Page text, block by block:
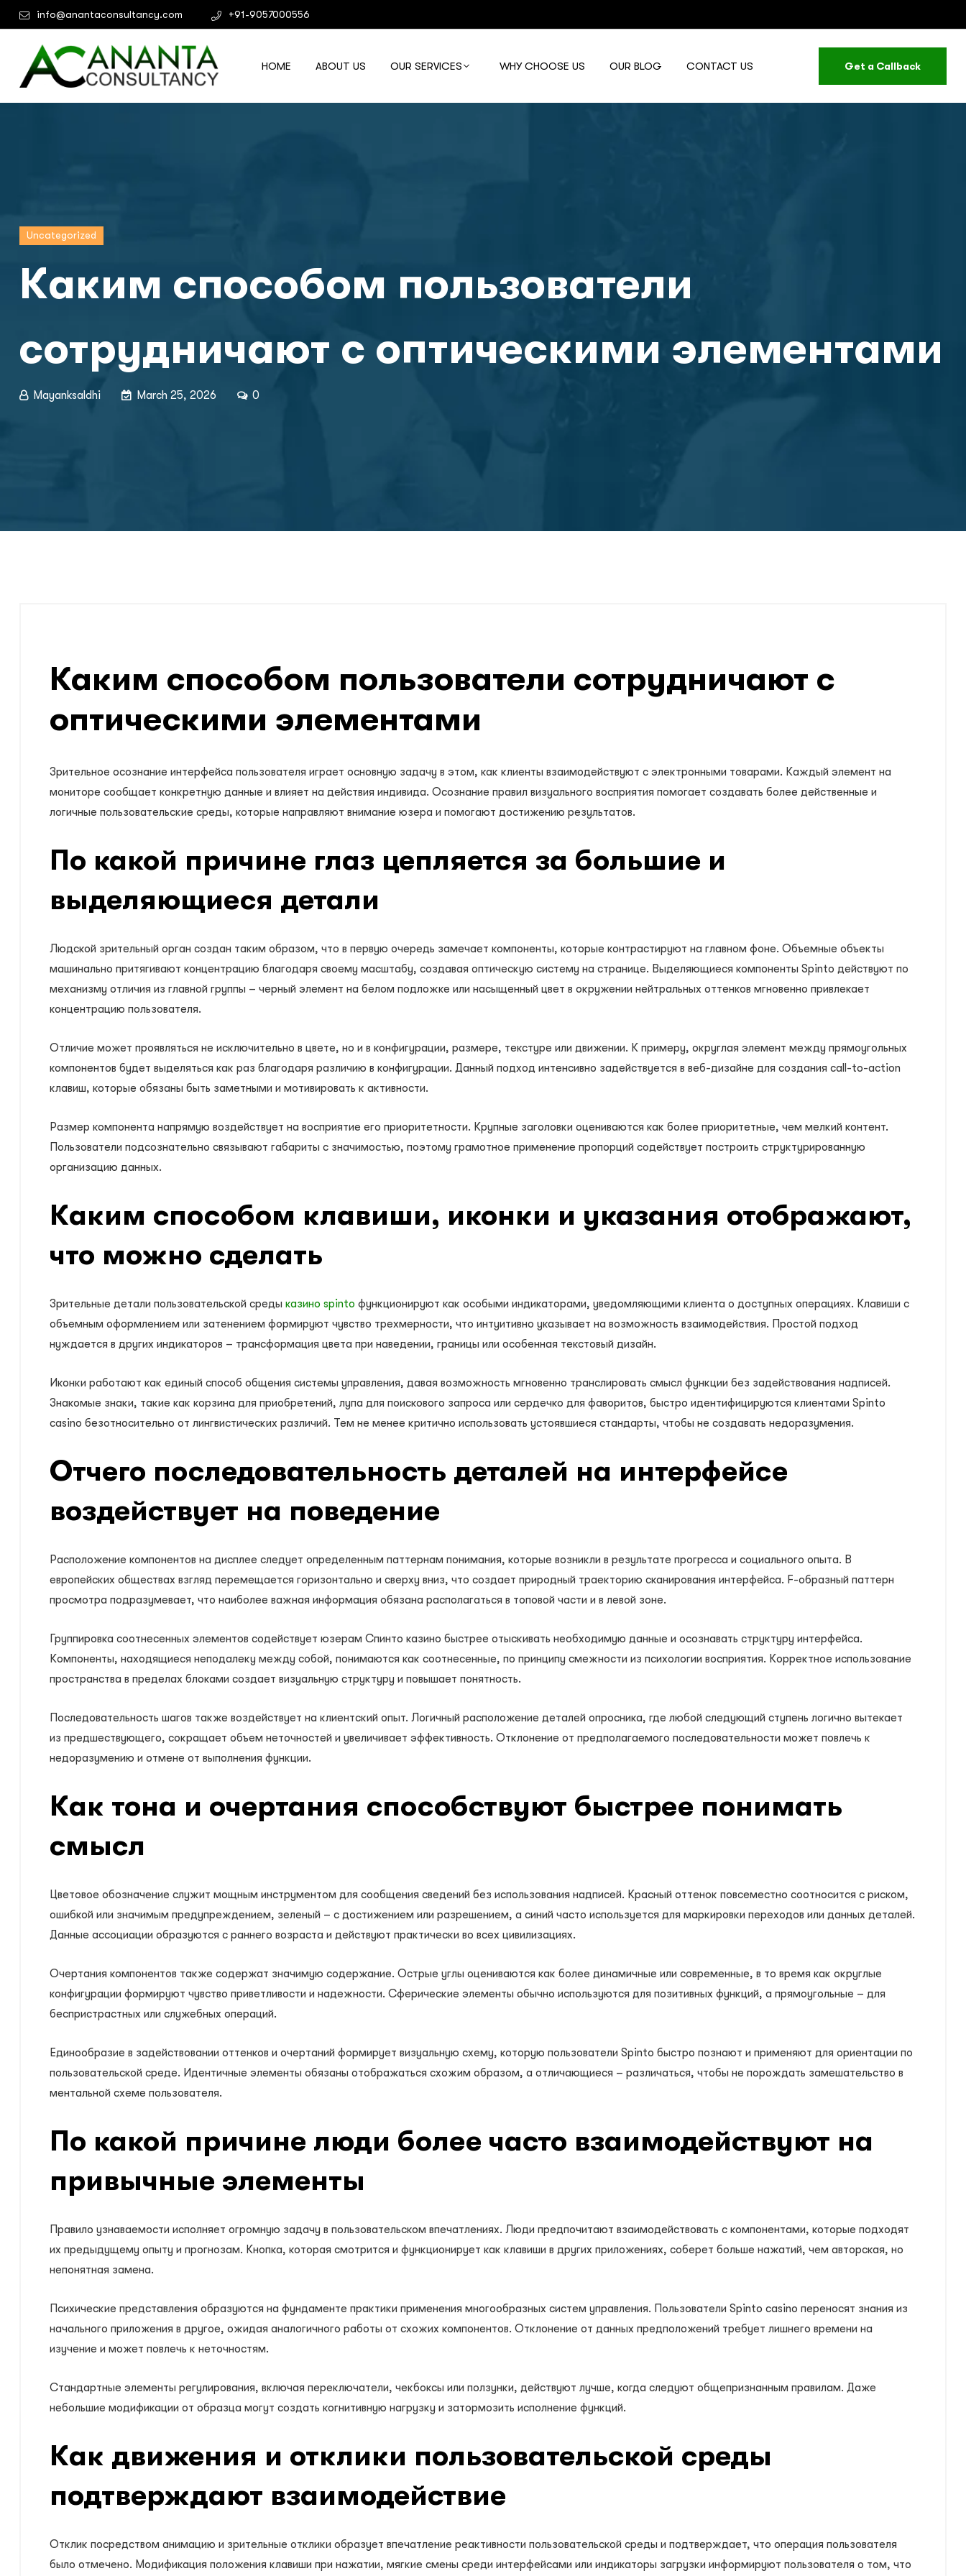
info@anantaconsultancy.com +91-9057000556
HOME ABOUT US OUR SERVICES WHY CHOOSE US OUR BLOG CONTACT US Get a Callback
Uncategorized
Каким способом пользователи
сотрудничают с оптическими элементами
Mayanksaldhi March 25, 2026 0
Каким способом пользователи сотрудничают с
оптическими элементами
Зрительное осознание интерфейса пользователя играет основную задачу в этом, как клиенты взаимодействуют с электронными товарами. Каждый элемент на
мониторе сообщает конкретную данные и влияет на действия индивида. Осознание правил визуального восприятия помогает создавать более действенные и
логичные пользовательские среды, которые направляют внимание юзера и помогают достижению результатов.
По какой причине глаз цепляется за большие и
выделяющиеся детали
Людской зрительный орган создан таким образом, что в первую очередь замечает компоненты, которые контрастируют на главном фоне. Объемные объекты
машинально притягивают концентрацию благодаря своему масштабу, создавая оптическую систему на странице. Выделяющиеся компоненты Spinto действуют по
механизму отличия из главной группы – черный элемент на белом подложке или насыщенный цвет в окружении нейтральных оттенков мгновенно привлекает
концентрацию пользователя.
Отличие может проявляться не исключительно в цвете, но и в конфигурации, размере, текстуре или движении. К примеру, округлая элемент между прямоугольных
компонентов будет выделяться как раз благодаря различию в конфигурации. Данный подход интенсивно задействуется в веб-дизайне для создания call-to-action
клавиш, которые обязаны быть заметными и мотивировать к активности.
Размер компонента напрямую воздействует на восприятие его приоритетности. Крупные заголовки оцениваются как более приоритетные, чем мелкий контент.
Пользователи подсознательно связывают габариты с значимостью, поэтому грамотное применение пропорций содействует построить структурированную
организацию данных.
Каким способом клавиши, иконки и указания отображают,
что можно сделать
Зрительные детали пользовательской среды казино spinto функционируют как особыми индикаторами, уведомляющими клиента о доступных операциях. Клавиши с
объемным оформлением или затенением формируют чувство трехмерности, что интуитивно указывает на возможность взаимодействия. Простой подход
нуждается в других индикаторов – трансформация цвета при наведении, границы или особенная текстовый дизайн.
Иконки работают как единый способ общения системы управления, давая возможность мгновенно транслировать смысл функции без задействования надписей.
Знакомые знаки, такие как корзина для приобретений, лупа для поискового запроса или сердечко для фаворитов, быстро идентифицируются клиентами Spinto
casino безотносительно от лингвистических различий. Тем не менее критично использовать устоявшиеся стандарты, чтобы не создавать недоразумения.
Отчего последовательность деталей на интерфейсе
воздействует на поведение
Расположение компонентов на дисплее следует определенным паттернам понимания, которые возникли в результате прогресса и социального опыта. В
европейских обществах взгляд перемещается горизонтально и сверху вниз, что создает природный траекторию сканирования интерфейса. F-образный паттерн
просмотра подразумевает, что наиболее важная информация обязана располагаться в топовой части и в левой зоне.
Группировка соотнесенных элементов содействует юзерам Спинто казино быстрее отыскивать необходимую данные и осознавать структуру интерфейса.
Компоненты, находящиеся неподалеку между собой, понимаются как соотнесенные, по принципу смежности из психологии восприятия. Корректное использование
пространства в пределах блоками создает визуальную структуру и повышает понятность.
Последовательность шагов также воздействует на клиентский опыт. Логичный расположение деталей опросника, где любой следующий ступень логично вытекает
из предшествующего, сокращает объем неточностей и увеличивает эффективность. Отклонение от предполагаемого последовательности может повлечь к
недоразумению и отмене от выполнения функции.
Как тона и очертания способствуют быстрее понимать
смысл
Цветовое обозначение служит мощным инструментом для сообщения сведений без использования надписей. Красный оттенок повсеместно соотносится с риском,
ошибкой или значимым предупреждением, зеленый – с достижением или разрешением, а синий часто используется для маркировки переходов или данных деталей.
Данные ассоциации образуются с раннего возраста и действуют практически во всех цивилизациях.
Очертания компонентов также содержат значимую содержание. Острые углы оцениваются как более динамичные или современные, в то время как округлые
конфигурации формируют чувство приветливости и надежности. Сферические элементы обычно используются для позитивных функций, а прямоугольные – для
беспристрастных или служебных операций.
Единообразие в задействовании оттенков и очертаний формирует визуальную схему, которую пользователи Spinto быстро познают и применяют для ориентации по
пользовательской среде. Идентичные элементы обязаны отображаться схожим образом, а отличающиеся – различаться, чтобы не порождать замешательство в
ментальной схеме пользователя.
По какой причине люди более часто взаимодействуют на
привычные элементы
Правило узнаваемости исполняет огромную задачу в пользовательском впечатлениях. Люди предпочитают взаимодействовать с компонентами, которые подходят
их предыдущему опыту и прогнозам. Кнопка, которая смотрится и функционирует как клавиши в других приложениях, соберет больше нажатий, чем авторская, но
непонятная замена.
Психические представления образуются на фундаменте практики применения многообразных систем управления. Пользователи Spinto casino переносят знания из
начального приложения в другое, ожидая аналогичного работы от схожих компонентов. Отклонение от данных предположений требует лишнего времени на
изучение и может повлечь к неточностям.
Стандартные элементы регулирования, включая переключатели, чекбоксы или ползунки, действуют лучше, когда следуют общепризнанным правилам. Даже
небольшие модификации от образца могут создать когнитивную нагрузку и затормозить исполнение функций.
Как движения и отклики пользовательской среды
подтверждают взаимодействие
Отклик посредством анимацию и зрительные отклики образует впечатление реактивности пользовательской среды и подтверждает, что операция пользователя
было отмечено. Модификация положения клавиши при нажатии, мягкие смены среди интерфейсами или индикаторы загрузки информируют пользователя о том, что